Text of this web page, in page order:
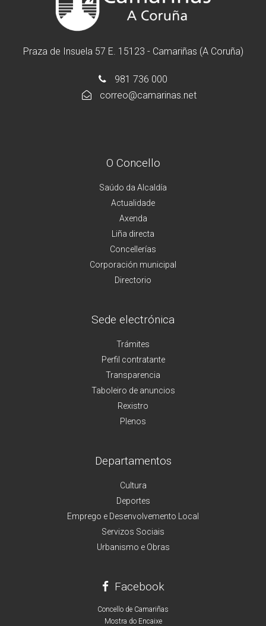
Praza de Insuela 57 E. 15123 - Camariñas (A Coruña)
981 736 000
correo@camarinas.net
O Concello
Saúdo da Alcaldía
Actualidade
Axenda
Liña directa
Concellerías
Corporación municipal
Directorio
Sede electrónica
Trámites
Perfil contratante
Transparencia
Taboleiro de anuncios
Rexistro
Plenos
Departamentos
Cultura
Deportes
Emprego e Desenvolvemento Local
Servizos Sociais
Urbanismo e Obras
Facebook
Concello de Camariñas
Mostra do Encaixe